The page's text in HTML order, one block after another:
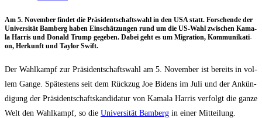
Am 5. Novem­ber fin­det die Prä­si­dent­schafts­wahl in den USA statt. For­schen­de der
Uni­ver­si­tät Bam­berg haben Ein­schät­zun­gen rund um die US-Wahl zwi­schen Kama­
la Har­ris und Donald Trump gege­ben. Dabei geht es um Migra­ti­on, Kom­mu­ni­ka­ti­
on, Her­kunft und Tay­lor Swift.
Der Wahl­kampf zur Prä­si­dent­schafts­wahl am 5. Novem­ber ist bereits in vol­
lem Gan­ge. Spä­tes­tens seit dem Rück­zug Joe Bidens im Juli und der Ankün­
di­gung der Prä­si­dent­schafts­kan­di­da­tur von Kama­la Har­ris ver­folgt die gan­ze
Welt den Wahl­kampf, so die Uni­ver­si­tät Bam­berg in einer Mit­tei­lung.